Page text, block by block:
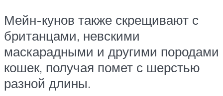
Мейн-кунов также скрещивают с
британцами, невскими
маскарадными и другими породами
кошек, получая помет с шерстью
разной длины.